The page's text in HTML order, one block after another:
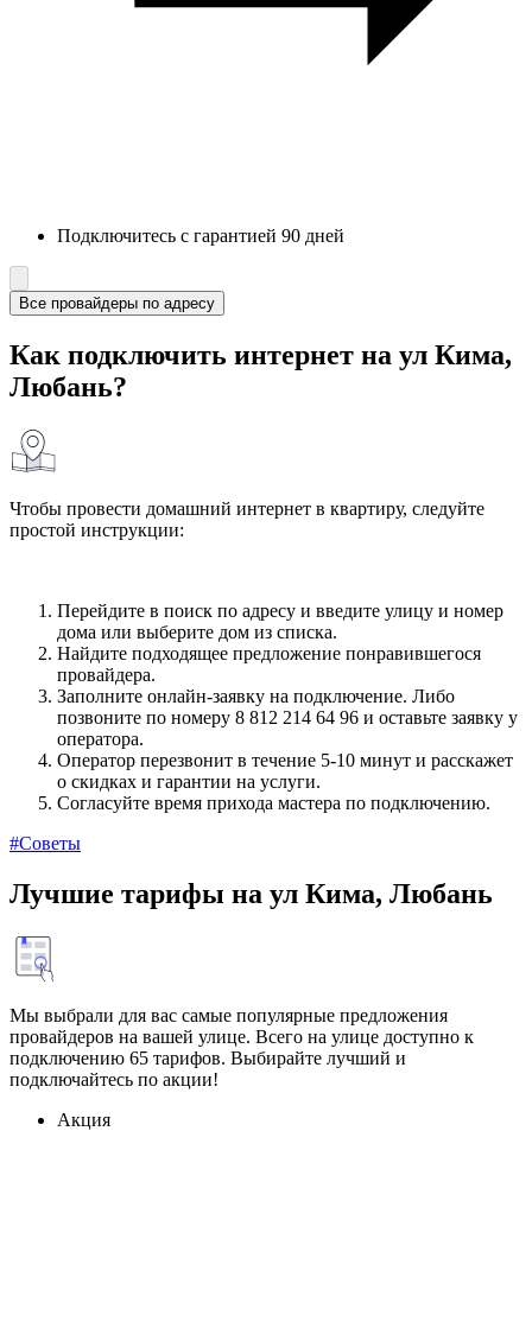
Подключитесь с гарантией 90 дней
Все провайдеры по адресу
Как подключить интернет на ул Кима,
Любань?
Чтобы провести домашний интернет в квартиру, следуйте
простой инструкции:
Перейдите в поиск по адресу и введите улицу и номер
дома или выберите дом из списка.
Найдите подходящее предложение понравившегося
провайдера.
Заполните онлайн-заявку на подключение. Либо
позвоните по номеру 8 812 214 64 96 и оставьте заявку у
оператора.
Оператор перезвонит в течение 5-10 минут и расскажет
о скидках и гарантии на услуги.
Согласуйте время прихода мастера по подключению.
#Советы
Лучшие тарифы на ул Кима, Любань
Мы выбрали для вас самые популярные предложения
провайдеров на вашей улице. Всего на улице доступно к
подключению 65 тарифов. Выбирайте лучший и
подключайтесь по акции!
Акция